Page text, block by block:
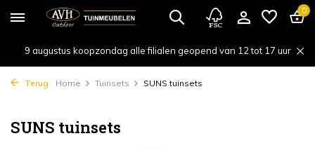
0
9 augustus koopzondag alle filialen geopend van 12 tot 17 uur
Terug Home Tuinsets SUNS tuinsets
SUNS tuinsets